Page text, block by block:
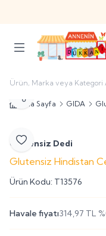
Ana Sayfa GIDA
Favoriye Ekle
Paylaş
Glutensiz Dedi
Glutensiz Hindistan
Ürün Kodu: T13576
Havale fiyatı314,97 TL %